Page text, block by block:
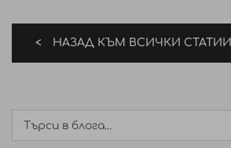
НАЗАД КЪМ ВСИЧКИ СТАТИИ